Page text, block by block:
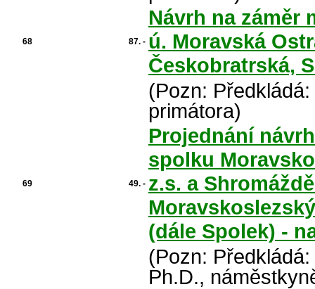
68 87. -
Návrh na záměr
ú. Moravská
Českobratrská,
(Pozn:
primátora)
69 49. -
Projednání
spolku
z.s. a
(dále Spolek) -
(Pozn:
Ph.D.,